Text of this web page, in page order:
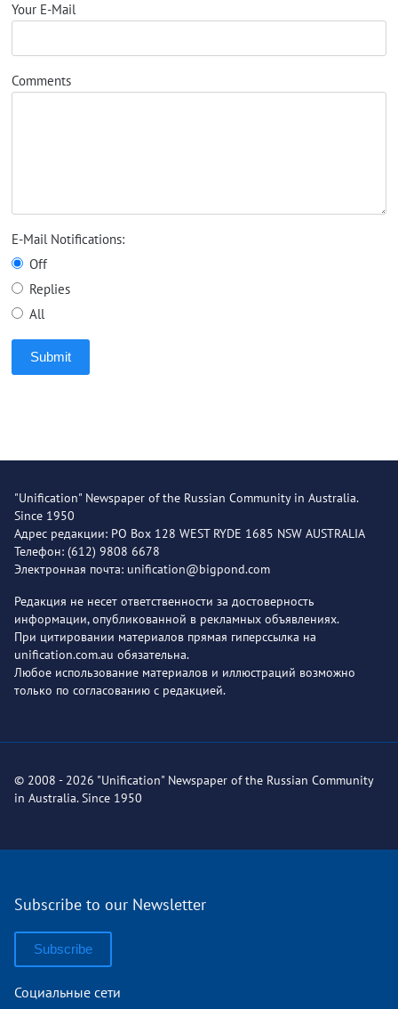
Your E-Mail
Comments
E-Mail Notifications:
Off
Replies
All
Submit
"Unification" Newspaper of the Russian Community in Australia.
Since 1950
Адрес редакции: PO Box 128 WEST RYDE 1685 NSW AUSTRALIA
Телефон: (612) 9808 6678
Электронная почта: unification@bigpond.com
Редакция не несет ответственности за достоверность
информации, опубликованной в рекламных объявлениях.
При цитировании материалов прямая гиперссылка на
unification.com.au обязательна.
Любое использование материалов и иллюстраций возможно
только по согласованию с редакцией.
© 2008 - 2026 "Unification" Newspaper of the Russian Community
in Australia. Since 1950
Subscribe to our Newsletter
Subscribe
Социальные сети